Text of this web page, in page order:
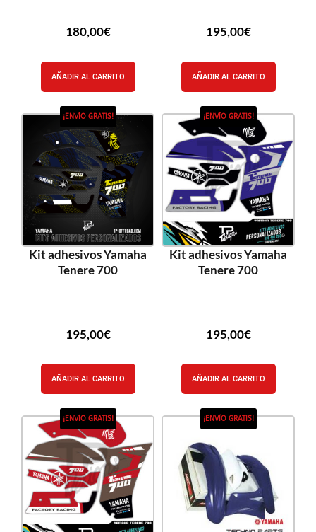
180,00€
AÑADIR AL CARRITO
195,00€
AÑADIR AL CARRITO
¡ENVÍO GRATIS!
Kit adhesivos Yamaha
Tenere 700
195,00€
AÑADIR AL CARRITO
¡ENVÍO GRATIS!
Kit adhesivos Yamaha
Tenere 700
195,00€
AÑADIR AL CARRITO
¡ENVÍO GRATIS! ¡ENVÍO GRATIS!